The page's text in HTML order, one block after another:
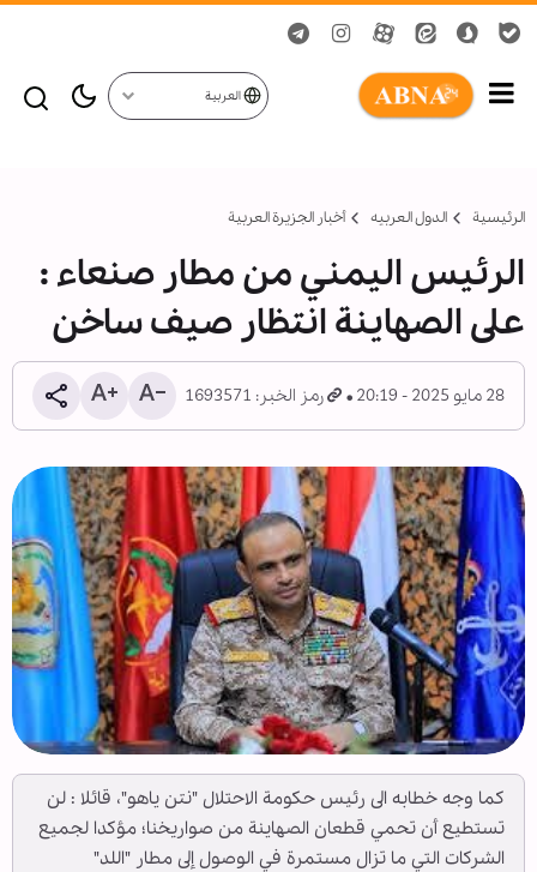
العربية
الرئيسية الدول العربیه أخبار الجزيرة العربية
الرئيس اليمني من مطار صنعاء :
على الصهاينة انتظار صيف ساخن
28 مايو 2025 - 20:19 رمز الخبر: 1693571
كما وجه خطابه الى رئيس حكومة الاحتلال "نتن ياهو"، قائلا : لن
تستطيع أن تحمي قطعان الصهاينة من صواريخنا؛ مؤكدا لجميع
الشركات التي ما تزال مستمرة في الوصول إلى مطار "اللد"